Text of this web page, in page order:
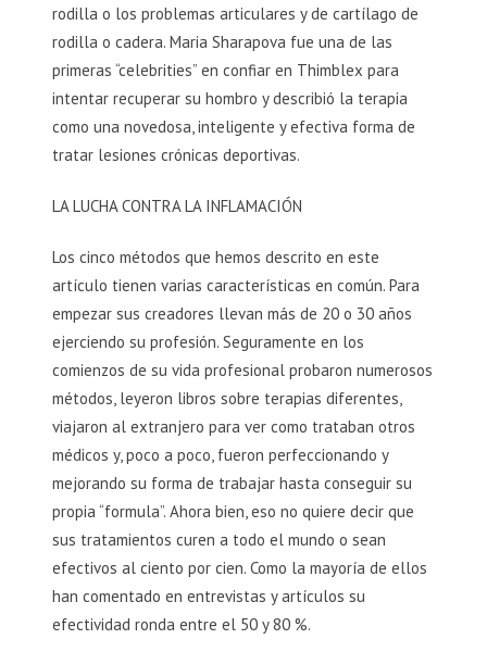
rodilla o los problemas articulares y de cartílago de
rodilla o cadera. Maria Sharapova fue una de las
primeras “celebrities” en confiar en Thimblex para
intentar recuperar su hombro y describió la terapia
como una novedosa, inteligente y efectiva forma de
tratar lesiones crónicas deportivas.
LA LUCHA CONTRA LA INFLAMACIÓN
Los cinco métodos que hemos descrito en este
artículo tienen varias características en común. Para
empezar sus creadores llevan más de 20 o 30 años
ejerciendo su profesión. Seguramente en los
comienzos de su vida profesional probaron numerosos
métodos, leyeron libros sobre terapias diferentes,
viajaron al extranjero para ver como trataban otros
médicos y, poco a poco, fueron perfeccionando y
mejorando su forma de trabajar hasta conseguir su
propia “formula”. Ahora bien, eso no quiere decir que
sus tratamientos curen a todo el mundo o sean
efectivos al ciento por cien. Como la mayoría de ellos
han comentado en entrevistas y artículos su
efectividad ronda entre el 50 y 80 %.